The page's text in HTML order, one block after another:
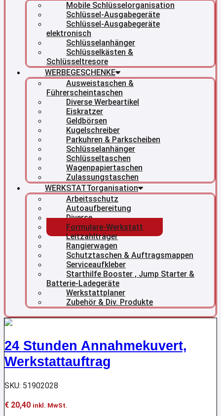
Mobile Schlüsselorganisation
Schlüssel-Ausgabegeräte
Schlüssel-Ausgabegeräte
elektronisch
Schlüsselanhänger
Schlüsselkästen &
Schlüsseltresore
WERBEGESCHENKE
Ausweistaschen &
Führerscheintaschen
Diverse Werbeartikel
Eiskratzer
Geldbörsen
Kugelschreiber
Parkuhren & Parkscheiben
Schlüsselanhänger
Schlüsseltaschen
Wagenpapiertaschen
Zulassungstaschen
WERKSTATTorganisation
Arbeitsschutz
Autoaufbereitung
Diverse
Formulare-Werkstatt
Leitzahlträger
Rangierwagen
Schutztaschen & Auftragsmappen
Serviceaufkleber
Starthilfe Booster , Jump Starter &
Batterie-Ladegeräte
Werkstattplaner
Zubehör & Div. Produkte
24 Stunden Annahmekuvert,
Werkstattauftrag
SKU: 51902028
€ 20,40 inkl. MwSt.